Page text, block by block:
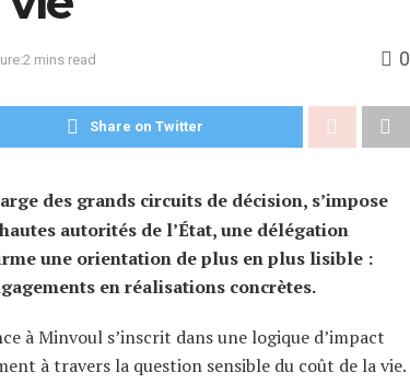
mins read 0
Share on Twitter
des grands circuits de décision, s’impose
autorités de l’État, une délégation
une orientation de plus en plus lisible :
en réalisations concrètes.
à Minvoul s’inscrit dans une logique d’impact
à travers la question sensible du coût de la vie.